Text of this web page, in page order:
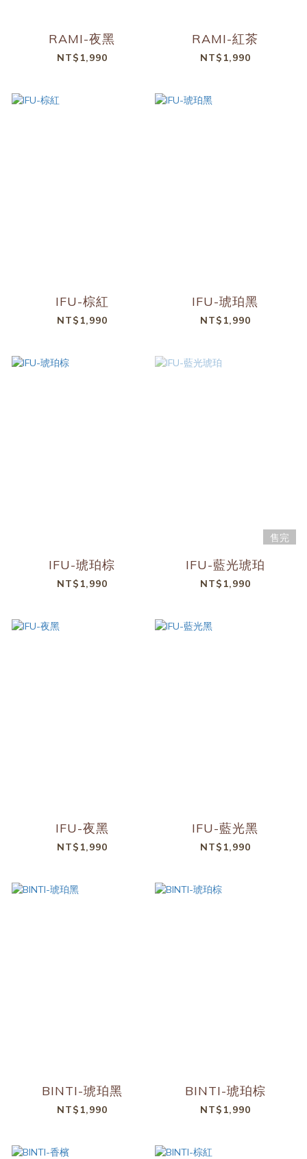
RAMI-夜黑
NT$1,990
RAMI-紅茶
NT$1,990
IFU-棕紅
NT$1,990
IFU-琥珀黑
NT$1,990
IFU-琥珀棕
NT$1,990
售完
IFU-藍光琥珀
NT$1,990
IFU-夜黑
NT$1,990
IFU-藍光黑
NT$1,990
BINTI-琥珀黑
NT$1,990
BINTI-琥珀棕
NT$1,990